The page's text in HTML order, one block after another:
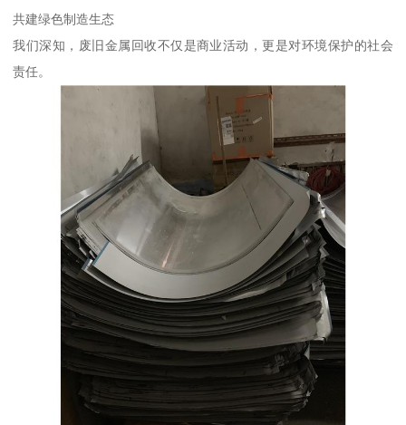
共建绿色制造生态
我们深知，废旧金属回收不仅是商业活动，更是对环境保护的社会
责任。